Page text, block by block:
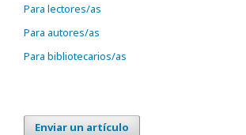
Para lectores/as
Para autores/as
Para bibliotecarios/as
Enviar un artículo